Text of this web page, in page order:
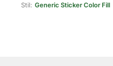
Stil: Generic Sticker Color Fill